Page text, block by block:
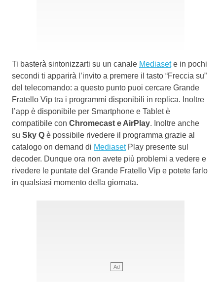
Ti basterà sintonizzarti su un canale Mediasete in pochi
secondi ti apparirà l’invito a premere il tasto “Freccia su”
del telecomando: a questo punto puoi cercare Grande
Fratello Vip tra i programmi disponibili in replica. Inoltre
l’app è disponibile per Smartphone e Tablet è
compatibile con Chromecast e AirPlay. Inoltre anche
su Sky Q è possibile rivedere il programma grazie al
catalogo on demand di MediasetPlay presente sul
decoder. Dunque ora non avete più problemi a vedere e
rivedere le puntate del Grande Fratello Vip e potete farlo
in qualsiasi momento della giornata.